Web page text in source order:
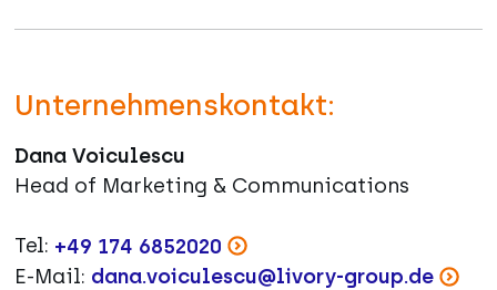
Unternehmenskontakt:
Dana Voiculescu
Head of Marketing & Communications
Tel: +49 174 6852020
E-Mail: dana.voiculescu@livory-group.de